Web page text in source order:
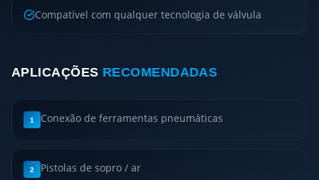
Compatível com qualquer tecnologia de válvula
APLICAÇÕES RECOMENDADAS
1 Conexão de ferramentas pneumáticas
2 Pistolas de sopro / ar